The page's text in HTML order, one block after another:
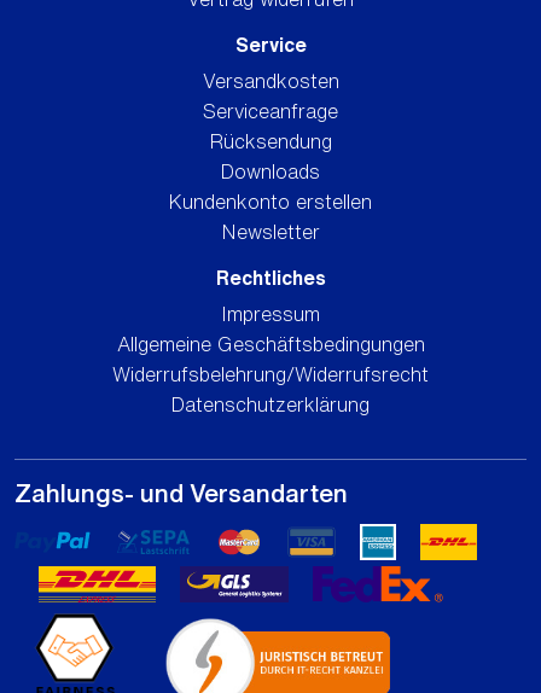
Service
Versandkosten
Serviceanfrage
Rücksendung
Downloads
Kundenkonto erstellen
Newsletter
Rechtliches
Impressum
Allgemeine Geschäftsbedingungen
Widerrufsbelehrung/Widerrufsrecht
Datenschutzerklärung
Zahlungs- und Versandarten